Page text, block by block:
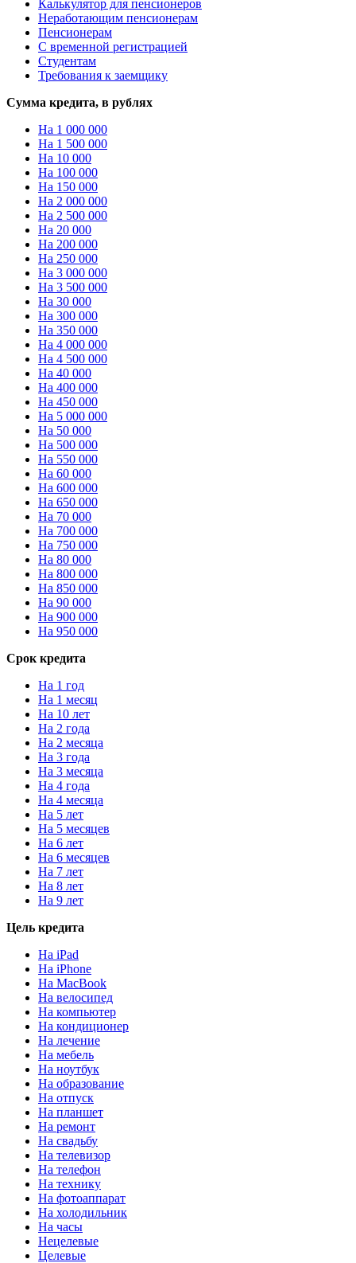
Калькулятор для пенсионеров
Неработающим пенсионерам
Пенсионерам
С временной регистрацией
Студентам
Требования к заемщику
Сумма кредита, в рублях
На 1 000 000
На 1 500 000
На 10 000
На 100 000
На 150 000
На 2 000 000
На 2 500 000
На 20 000
На 200 000
На 250 000
На 3 000 000
На 3 500 000
На 30 000
На 300 000
На 350 000
На 4 000 000
На 4 500 000
На 40 000
На 400 000
На 450 000
На 5 000 000
На 50 000
На 500 000
На 550 000
На 60 000
На 600 000
На 650 000
На 70 000
На 700 000
На 750 000
На 80 000
На 800 000
На 850 000
На 90 000
На 900 000
На 950 000
Срок кредита
На 1 год
На 1 месяц
На 10 лет
На 2 года
На 2 месяца
На 3 года
На 3 месяца
На 4 года
На 4 месяца
На 5 лет
На 5 месяцев
На 6 лет
На 6 месяцев
На 7 лет
На 8 лет
На 9 лет
Цель кредита
На iPad
На iPhone
На MacBook
На велосипед
На компьютер
На кондиционер
На лечение
На мебель
На ноутбук
На образование
На отпуск
На планшет
На ремонт
На свадьбу
На телевизор
На телефон
На технику
На фотоаппарат
На холодильник
На часы
Нецелевые
Целевые